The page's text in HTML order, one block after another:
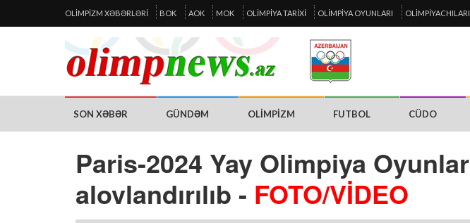
OLIMPIZM XƏBƏRLƏRI BOK AOK MOK OLIMPIYA TARIXI OLIMPIYA OYUNLARI
SON XƏBƏR GÜNDƏM OLIMPIZM FUTBOL CÜDO
Paris-2024 Yay Olimpiya
alovlandırılıb - FOTO/VİDEO